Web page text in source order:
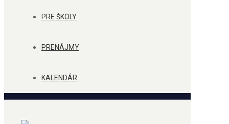
PRE ŠKOLY
PRENÁJMY
KALENDÁR